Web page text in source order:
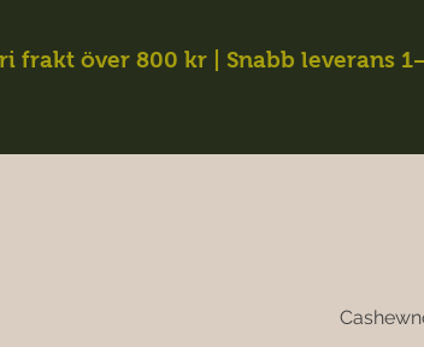
frakt över 800 kr | Snabb leverans